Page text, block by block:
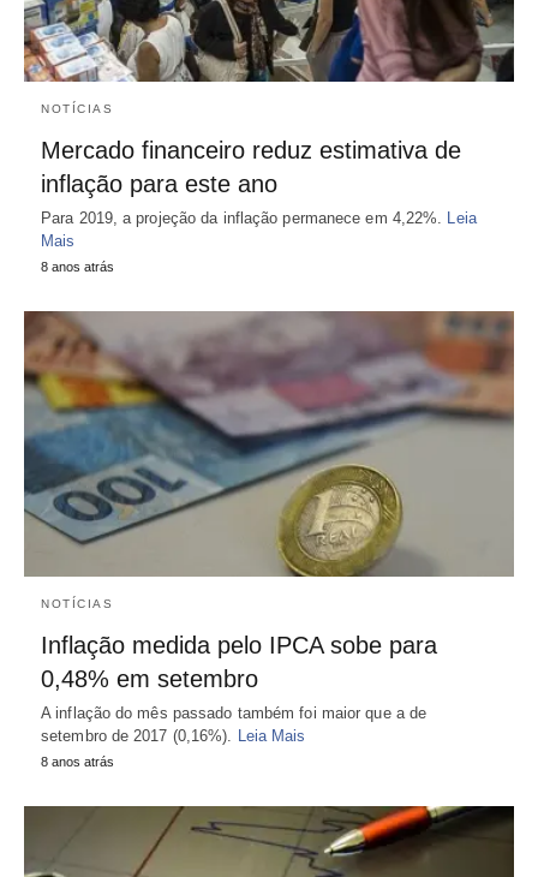
NOTÍCIAS
Mercado financeiro reduz estimativa de
inflação para este ano
Para 2019, a projeção da inflação permanece em 4,22%.
Leia
Mais
8 anos atrás
NOTÍCIAS
Inflação medida pelo IPCA sobe para
0,48% em setembro
A inflação do mês passado também foi maior que a de
setembro de 2017 (0,16%). Leia Mais
8 anos atrás